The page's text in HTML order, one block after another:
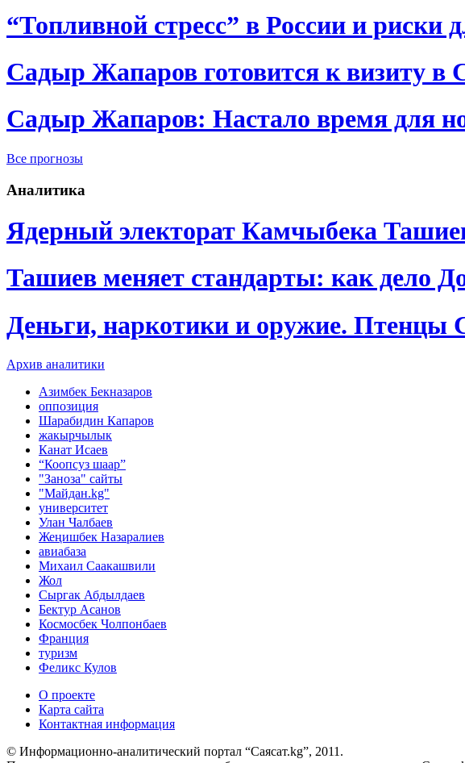
“Топливной стресс” в России и риски
Садыр Жапаров готовится к визиту
Садыр Жапаров: Настало время для
Все прогнозы
Аналитика
Ядерный электорат Камчыбека
Ташиев меняет стандарты: как дело
Деньги, наркотики и оружие. Птенцы
Архив аналитики
Азимбек Бекназаров
оппозиция
Шарабидин Капаров
жакырчылык
Канат Исаев
“Коопсуз шаар”
"Заноза" сайты
"Майдан.kg"
университет
Улан Чалбаев
Жеңишбек Назаралиев
авиабаза
Михаил Саакашвили
Жол
Сыргак Абдылдаев
Бектур Асанов
Космосбек Чолпонбаев
Франция
туризм
Феликс Кулов
О проекте
Карта сайта
Контактная информация
© Информационно-аналитический портал “Саясат.kg”, 2011.